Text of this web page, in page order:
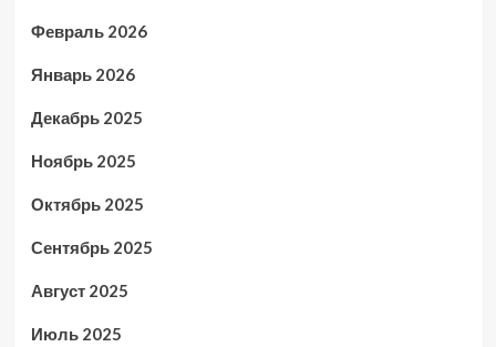
Февраль 2026
Январь 2026
Декабрь 2025
Ноябрь 2025
Октябрь 2025
Сентябрь 2025
Август 2025
Июль 2025